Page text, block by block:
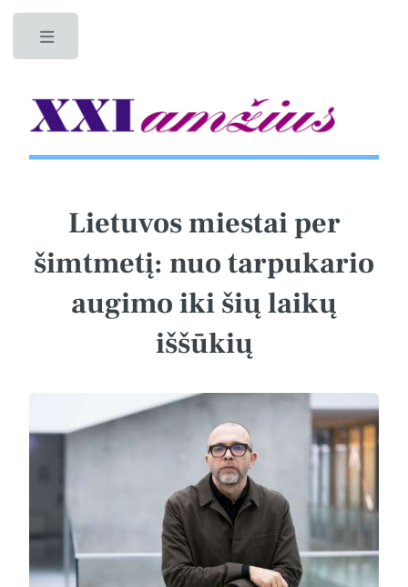
Lietuvos miestai per
šimtmetį: nuo tarpukario
augimo iki šių laikų
iššūkių